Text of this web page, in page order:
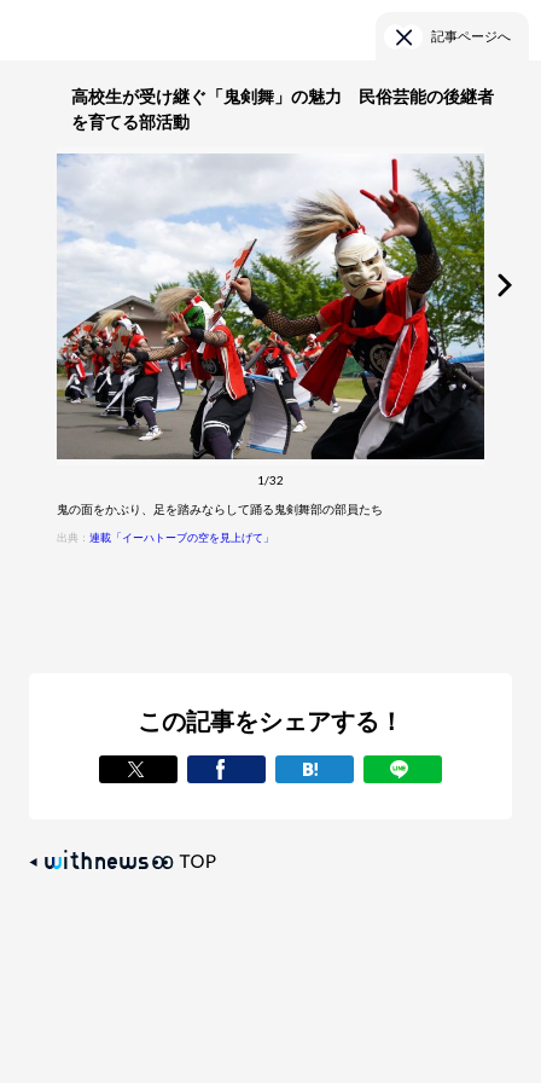
記事ページへ
高校生が受け継ぐ「鬼剣舞」の魅力 民俗芸能の後継者
を育てる部活動
1/32
鬼の面をかぶり、足を踏みならして踊る鬼剣舞部の部員たち
出典：連載「イーハトーブの空を見上げて」
この記事をシェアする！